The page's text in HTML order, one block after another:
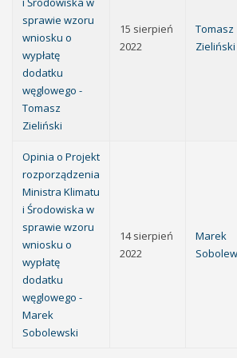
sprawie wzoru
wniosku o
wypłatę
dodatku
węglowego -
Tomasz
Zieliński
15 sierpień
2022
Tomasz
Zieliński
Opinia o Projekt
rozporządzenia
Ministra Klimatu
i Środowiska w
sprawie wzoru
wniosku o
wypłatę
dodatku
węglowego -
Marek
Sobolewski
14 sierpień
2022
Marek